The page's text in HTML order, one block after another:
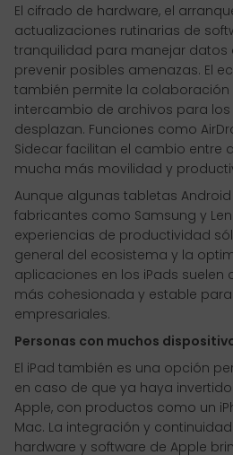
El cifrado de hardware, el
actualizaciones rutinarias de
tranquilidad para manejar datos
prevenir posibles amenazas. El
también permite la colaboración
intercambio de archivos para
desplazan. Funciones como
Sidecar facilitan el cambio entre
mucha más movilidad y
Aunque algunas tabletas
fabricantes como Samsung y
experiencias de productividad
general del ecosistema y la
aplicaciones en los iPads suelen
más cohesionada y estable
empresariales.
Personas con muchos
El iPad también es una opción
en caso de que ya haya
Apple, con productos como un
Mac. La integración y
hardware y software de Apple